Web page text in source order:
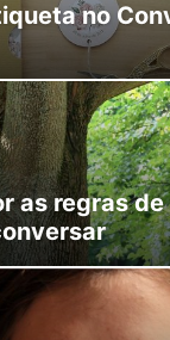
no
as regras